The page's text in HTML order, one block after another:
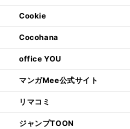
Cookie
Cocohana
office YOU
マンガMee公式サイト
リマコミ
ジャンプTOON